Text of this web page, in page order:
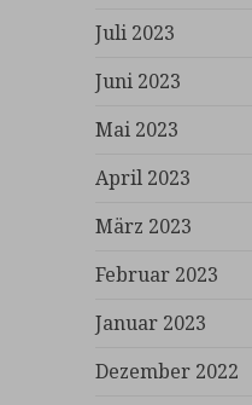
Juli 2023
Juni 2023
Mai 2023
April 2023
März 2023
Februar 2023
Januar 2023
Dezember 2022